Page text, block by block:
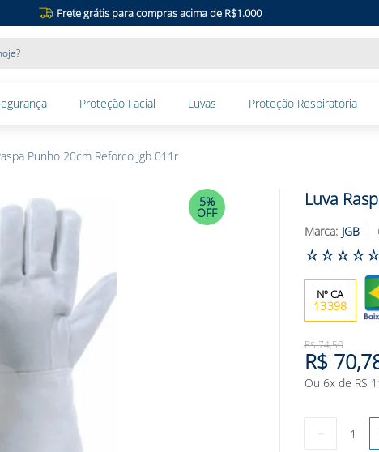
Frete grátis para compras acima de R$1.000
Proteção Facial Luvas Proteção Respiratória
Punho 20cm Reforco Jgb 011r
5%
OFF
Luva
JGB
☆☆☆☆☆
13398
R$74,50
R$ 70,
Ou 6x de R$